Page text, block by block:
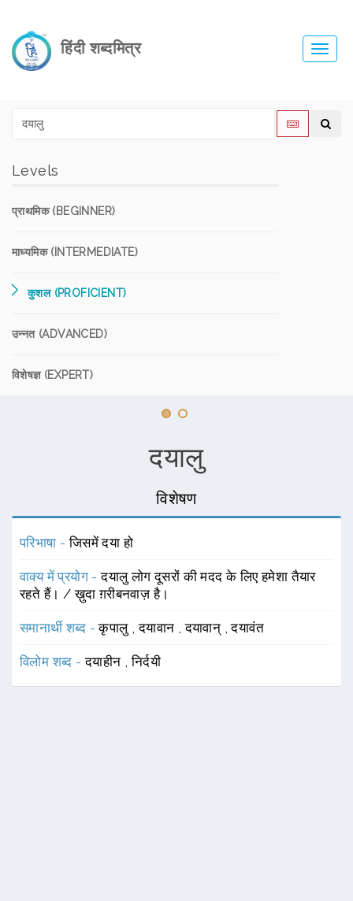
हिंदी शब्दमित्र
Levels
प्राथमिक (BEGINNER)
माध्यमिक (INTERMEDIATE)
कुशल (PROFICIENT)
उन्नत (ADVANCED)
विशेषज्ञ (EXPERT)
दयालु
विशेषण
परिभाषा -जिसमें दया हो
वाक्य में प्रयोग -दयालु लोग दूसरों की मदद के लिए हमेशा तैयार
रहते हैं। / ख़ुदा ग़रीबनवाज़ है।
समानार्थी शब्द -कृपालु ,दयावान ,दयावान् ,दयावंत
विलोम शब्द -दयाहीन ,निर्दयी